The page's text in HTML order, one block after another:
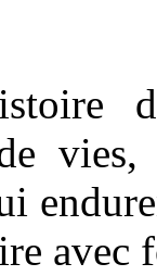
vies,
avec